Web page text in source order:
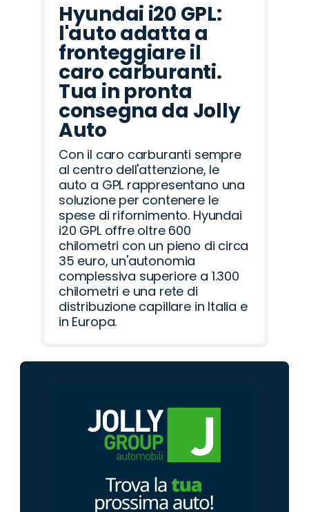
Hyundai i20 GPL:
l'auto adatta a
fronteggiare il
caro carburanti.
Tua in pronta
consegna da Jolly
Auto
Con il caro carburanti sempre
al centro dell'attenzione, le
auto a GPL rappresentano una
soluzione per contenere le
spese di rifornimento. Hyundai
i20 GPL offre oltre 600
chilometri con un pieno di circa
35 euro, un'autonomia
complessiva superiore a 1.300
chilometri e una rete di
distribuzione capillare in Italia e
in Europa.